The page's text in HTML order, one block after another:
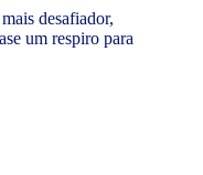
desafiador,
um respiro para